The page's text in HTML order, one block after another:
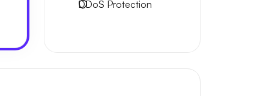
DDoS Protection